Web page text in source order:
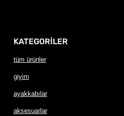
KATEGORİLER
tüm ürünler
giyim
ayakkabılar
aksesuarlar